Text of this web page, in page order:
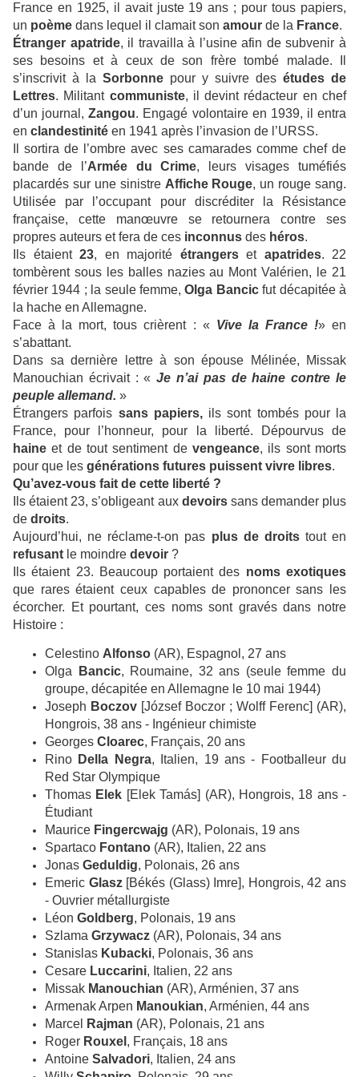
France en 1925, il avait juste 19 ans ; pour tous papiers,
un poème dans lequel il clamait son amour de la France.
Étranger apatride, il travailla à l’usine afin de subvenir à
ses besoins et à ceux de son frère tombé malade. Il
s’inscrivit à la Sorbonne pour y suivre des études de
Lettres. Militant communiste, il devint rédacteur en chef
d’un journal,Zangou. Engagé volontaire en 1939, il entra
en clandestinité en 1941 après l’invasion de l’URSS.
Il sortira de l’ombre avec ses camarades comme chef de
bande de l’Armée du Crime, leurs visages tuméfiés
placardés sur une sinistre Affiche Rouge, un rouge sang.
Utilisée par l’occupant pour discréditer la Résistance
française, cette manœuvre se retournera contre ses
propres auteurs et fera de ces inconnus des héros.
Ils étaient 23, en majorité étrangerset apatrides. 22
tombèrent sous les balles nazies au Mont Valérien, le 21
février 1944 ; la seule femme,Olga Bancicfut décapitée à
la hache en Allemagne.
Face à la mort, tous crièrent : « Vive la France !» en
s’abattant.
Dans sa dernière lettre à son épouse Mélinée, Missak
Manouchian écrivait : «Je n’ai pas de haine contre le
peuple allemand. »
Étrangers parfois sans papiers, ils sont tombés pour la
France, pour l’honneur, pour la liberté. Dépourvus de
haine et de tout sentiment de vengeance, ils sont morts
pour que les générations futures puissent vivre libres.
Qu’avez-vous fait de cette liberté ?
Ils étaient 23, s’obligeant aux devoirssans demander plus
de droits.
Aujourd’hui, ne réclame-t-on pas plus de droitstout en
refusant le moindre devoir ?
Ils étaient 23. Beaucoup portaient des noms exotiques
que rares étaient ceux capables de prononcer sans les
écorcher. Et pourtant, ces noms sont gravés dans notre
Histoire :
Celestino Alfonso (AR), Espagnol, 27 ans
Olga
Bancic, Roumaine, 32 ans (seule femme du
groupe, décapitée en Allemagne le 10 mai 1944)
Joseph Boczov [József Boczor ; Wolff Ferenc] (AR),
Hongrois, 38 ans - Ingénieur chimiste
Georges Cloarec, Français, 20 ans
Rino Della Negra, Italien, 19 ans - Footballeur du
Red Star Olympique
Thomas Elek [Elek Tamás] (AR), Hongrois, 18 ans -
Étudiant
Maurice Fingercwajg (AR), Polonais, 19 ans
Spartaco Fontano (AR), Italien, 22 ans
Jonas Geduldig, Polonais, 26 ans
Emeric Glasz[Békés (Glass) Imre], Hongrois, 42 ans
- Ouvrier métallurgiste
Léon Goldberg, Polonais, 19 ans
Szlama Grzywacz (AR), Polonais, 34 ans
Stanislas Kubacki, Polonais, 36 ans
Cesare Luccarini, Italien, 22 ans
Missak Manouchian (AR), Arménien, 37 ans
Armenak Arpen Manoukian, Arménien, 44 ans
Marcel
Rajman (AR), Polonais, 21 ans
Roger Rouxel , Français, 18 ans
Antoine Salvadori, Italien, 24 ans